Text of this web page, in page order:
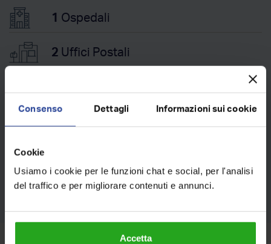
Consenso Dettagli Informazioni sui cookie
Cookie
Usiamo i cookie per le funzioni chat e social, per l'analisi
del traffico e per migliorare contenuti e annunci.
Accetta
1 Ospedali
2 Uffici Postali
Trasporti
274Fermate Bus